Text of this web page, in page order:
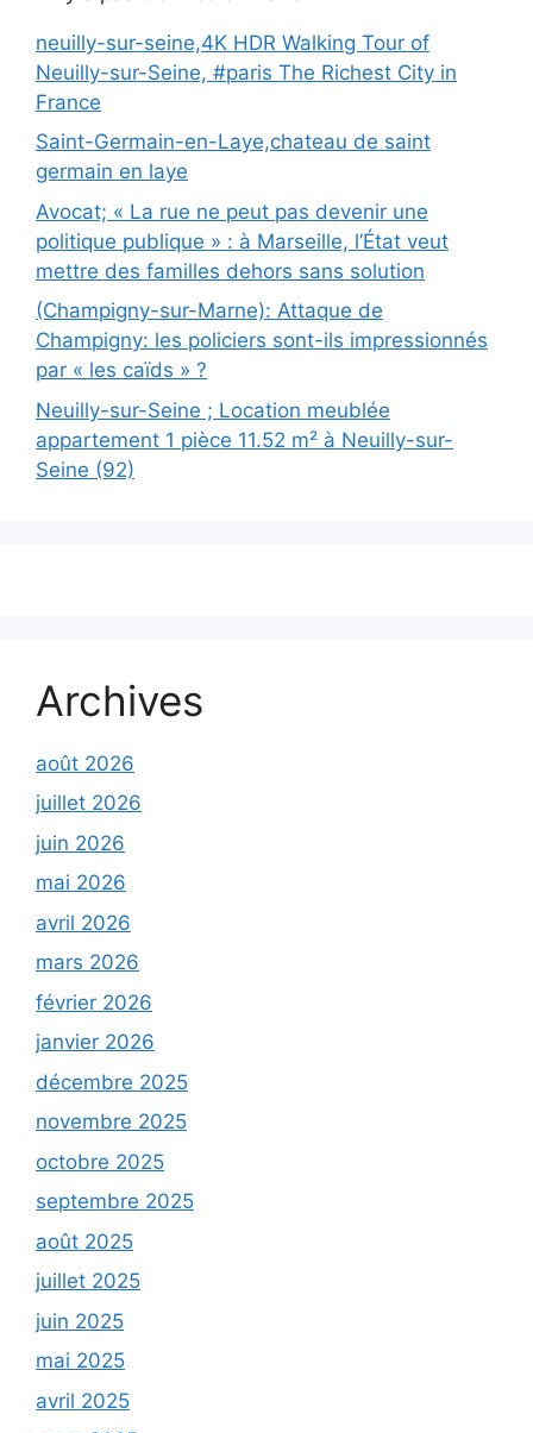
neuilly-sur-seine,4K HDR Walking Tour of
Neuilly-sur-Seine, #paris The Richest City in
France
Saint-Germain-en-Laye,chateau de saint
germain en laye
Avocat; « La rue ne peut pas devenir une
politique publique » : à Marseille, l’État veut
mettre des familles dehors sans solution
(Champigny-sur-Marne): Attaque de
Champigny: les policiers sont-ils impressionnés
par « les caïds » ?
Neuilly-sur-Seine ; Location meublée
appartement 1 pièce 11.52 m² à Neuilly-sur-
Seine (92)
Archives
août 2026
juillet 2026
juin 2026
mai 2026
avril 2026
mars 2026
février 2026
janvier 2026
décembre 2025
novembre 2025
octobre 2025
septembre 2025
août 2025
juillet 2025
juin 2025
mai 2025
avril 2025